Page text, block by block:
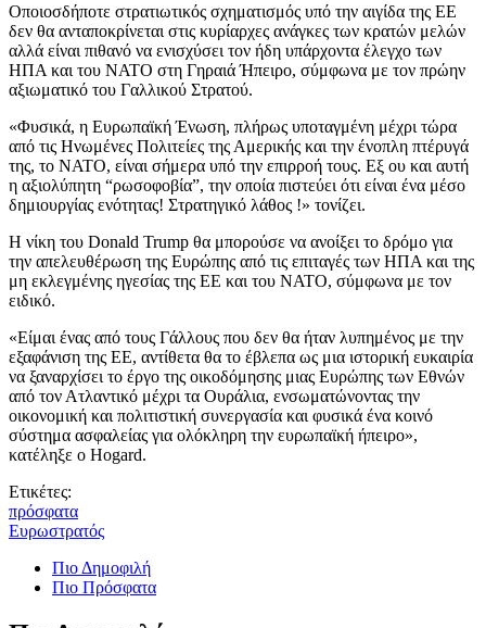
Οποιοσδήποτε στρατιωτικός σχηματισμός υπό την αιγίδα της ΕΕ
δεν θα ανταποκρίνεται στις κυρίαρχες ανάγκες των κρατών μελών
αλλά είναι πιθανό να ενισχύσει τον ήδη υπάρχοντα έλεγχο των
ΗΠΑ και του ΝΑΤΟ στη Γηραιά Ήπειρο, σύμφωνα με τον πρώην
αξιωματικό του Γαλλικού Στρατού.
«Φυσικά, η Ευρωπαϊκή Ένωση, πλήρως υποταγμένη μέχρι τώρα
από τις Ηνωμένες Πολιτείες της Αμερικής και την ένοπλη πτέρυγά
της, το ΝΑΤΟ, είναι σήμερα υπό την επιρροή τους. Εξ ου και αυτή
η αξιολύπητη “ρωσοφοβία”, την οποία πιστεύει ότι είναι ένα μέσο
δημιουργίας ενότητας! Στρατηγικό λάθος !» τονίζει.
Η νίκη του Donald Trump θα μπορούσε να ανοίξει το δρόμο για
την απελευθέρωση της Ευρώπης από τις επιταγές των ΗΠΑ και της
μη εκλεγμένης ηγεσίας της ΕΕ και του ΝΑΤΟ, σύμφωνα με τον
ειδικό.
«Είμαι ένας από τους Γάλλους που δεν θα ήταν λυπημένος με την
εξαφάνιση της ΕΕ, αντίθετα θα το έβλεπα ως μια ιστορική ευκαιρία
να ξαναρχίσει το έργο της οικοδόμησης μιας Ευρώπης των Εθνών
από τον Ατλαντικό μέχρι τα Ουράλια, ενσωματώνοντας την
οικονομική και πολιτιστική συνεργασία και φυσικά ένα κοινό
σύστημα ασφαλείας για ολόκληρη την ευρωπαϊκή ήπειρο»,
κατέληξε ο Hogard.
Ετικέτες:
πρόσφατα
Ευρωστρατός
Πιο Δημοφιλή
Πιο Πρόσφατα